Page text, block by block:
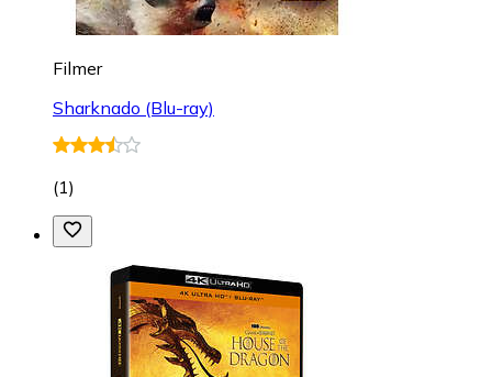
Filmer
Sharknado (Blu-ray)
(1)